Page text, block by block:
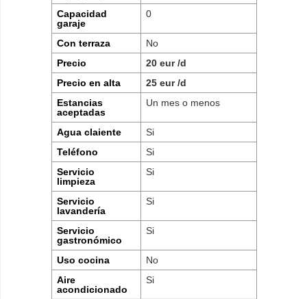
Capacidad
garaje
0
Con terraza
No
Precio
20 eur /d
Precio en alta
25 eur /d
Estancias
aceptadas
Un mes o menos
Agua claiente
Si
Teléfono
Si
Servicio
limpieza
Si
Servicio
lavandería
Si
Servicio
gastronómico
Si
Uso cocina
No
Aire
acondicionado
Si